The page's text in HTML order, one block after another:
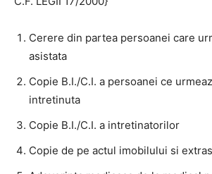
Cerere din partea persoanei care
asistata
Copie B.I./C.I. a persoanei ce
intretinuta
Copie B.I./C.I. a intretinatorilor
Copie de pe actul imobilului si